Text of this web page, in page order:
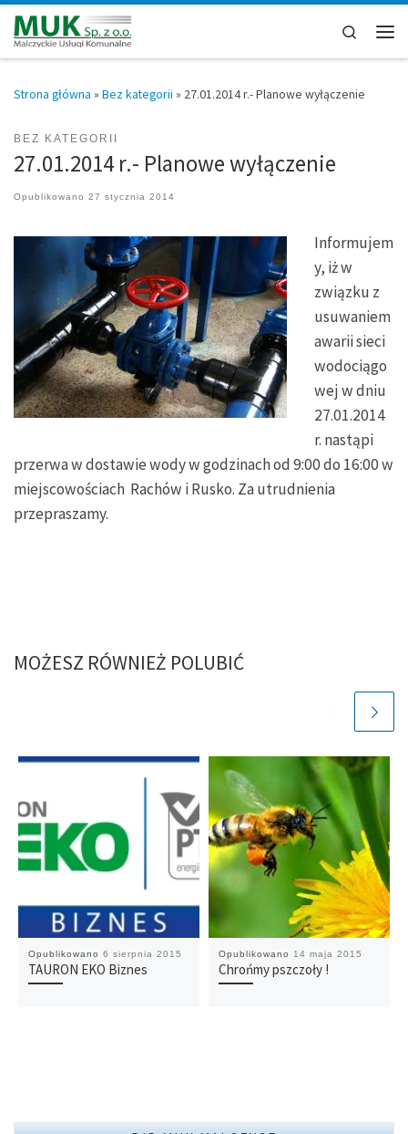
Przejdź do treści
Search
Strona główna » Bez kategorii » 27.01.2014 r.- Planowe wyłączenie
BEZ KATEGORII
27.01.2014 r.- Planowe wyłączenie
Opublikowano 27 stycznia 2014
Informujem
y, iż w
związku z
usuwaniem
awarii sieci
wodociągo
wej w dniu
27.01.2014
r. nastąpi
przerwa w dostawie wody w godzinach od 9:00 do 16:00 w
miejscowościach Rachów i Rusko. Za utrudnienia
przepraszamy.
MOŻESZ RÓWNIEŻ POLUBIĆ
Opublikowano6 sierpnia 2015
TAURON EKO Biznes
Opublikowano 14 maja 2015
Chrońmy pszczoły !